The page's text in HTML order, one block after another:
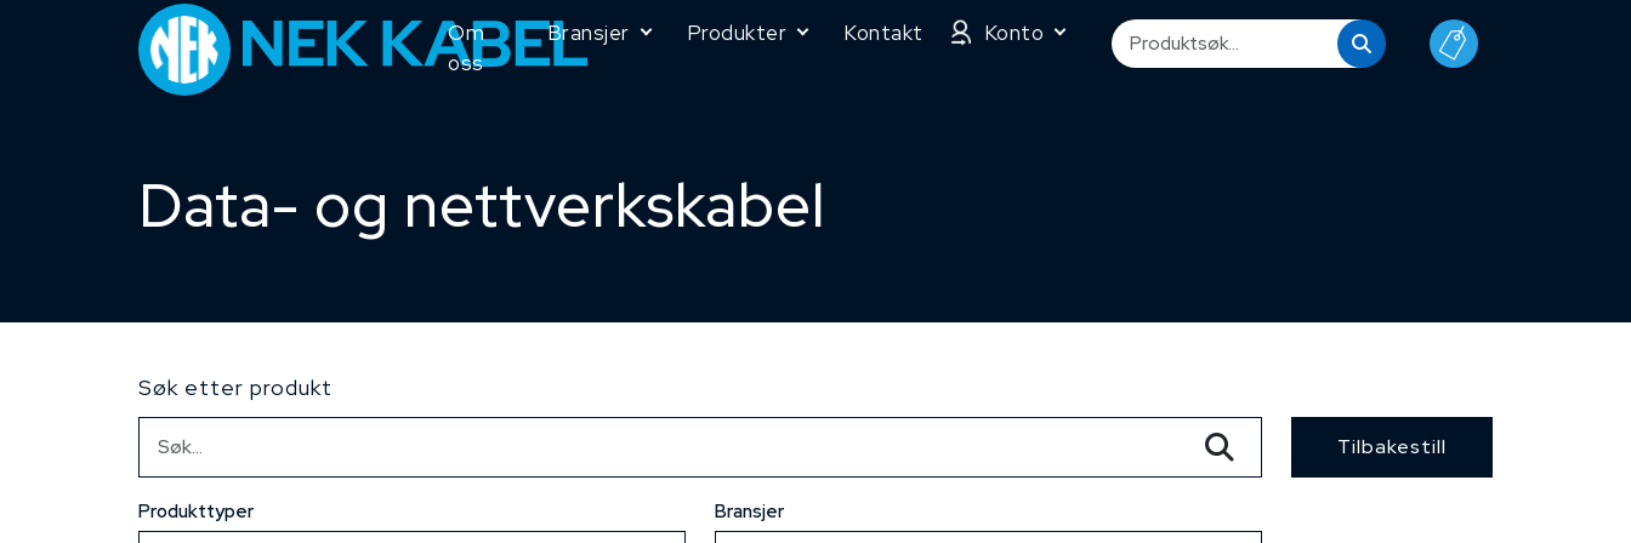
Om
oss
Bransjer Produkter Kontakt Konto
Data- og nettverkskabel
Søk etter produkt
Tilbakestill
Produkttyper Bransjer